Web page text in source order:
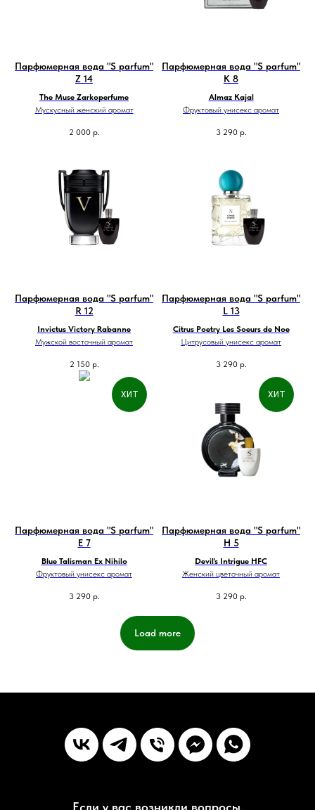
Парфюмерная вода "S parfum"
Z 14
The Muse Zarkoperfume
Мускусный женский аромат
2 000 р.
Парфюмерная вода "S parfum"
K 8
Almaz Kajal
Фруктовый унисекс аромат
3 290 р.
Парфюмерная вода "S parfum"
R 12
Invictus Victory Rabanne
Мужской восточный аромат
2 150 р.
Парфюмерная вода "S parfum"
L 13
Citrus Poetry Les Soeurs de Noe
Цитрусовый унисекс аромат
3 290 р.
ХИТ
Парфюмерная вода "S parfum"
E 7
Blue Talisman Ex Nihilo
Фруктовый унисекс аромат
3 290 р.
ХИТ
Парфюмерная вода "S parfum"
H 5
Devil's Intrigue HFC
Женский цветочный аромат
3 290 р.
Load more